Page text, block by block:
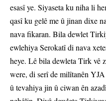
esasî ye. Siyaseta ku niha li
qasî ku gelê me û jinan dixe
nava fikaran. Bila dewlet
ewlehiya Serokatî di nava
heye. Lê bila dewleta Tirk vê
were, di serî de milîtanên
û tevahiya jin û ciwan ên